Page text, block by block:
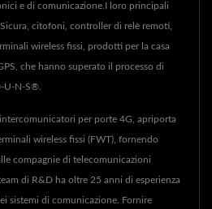
e di comunicazione.I loro principali
citofoni, controller di relè remoti,
wireless fissi, prodotti per la casa
che hanno superato il processo di
U-N-S®.
per porte 4G, apriporta
wireless fissi (FWT), fornendo
compagnie di telecomunicazioni
di R&D ha oltre 25 anni di esperienza
sistemi di comunicazione. Fornire